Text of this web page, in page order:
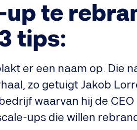
te
tips:
er een naam op. Die
zo getuigt Jakob
waarvan hij de
ups die willen